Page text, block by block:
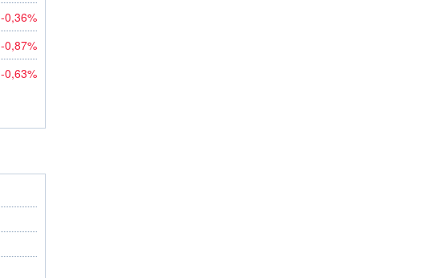
-0,36%
-0,87%
-0,63%